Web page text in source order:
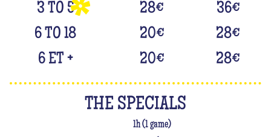
3 TO 5 28€ 36€
6 TO 18
20€ 28€
6 ET +
20€ 28€
THE SPECIALS
1h (1 game)